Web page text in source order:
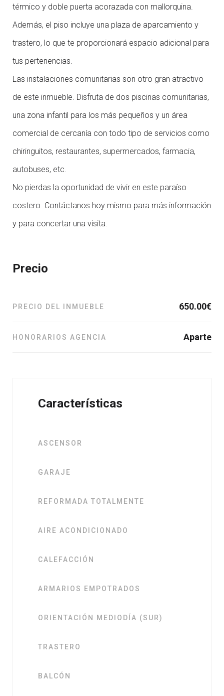
térmico y doble puerta acorazada con mallorquina.
Además, el piso incluye una plaza de aparcamiento y
trastero, lo que te proporcionará espacio adicional para
tus pertenencias.
Las instalaciones comunitarias son otro gran atractivo
de este inmueble. Disfruta de dos piscinas comunitarias,
una zona infantil para los más pequeños y un área
comercial de cercanía con todo tipo de servicios como
chiringuitos, restaurantes, supermercados, farmacia,
autobuses, etc.
No pierdas la oportunidad de vivir en este paraíso
costero. Contáctanos hoy mismo para más información
y para concertar una visita.
Precio
PRECIO DEL INMUEBLE €
650.00
HONORARIOS AGENCIA Aparte
Características
ASCENSOR
GARAJE
REFORMADA TOTALMENTE
AIRE ACONDICIONADO
CALEFACCIÓN
ARMARIOS EMPOTRADOS
ORIENTACIÓN MEDIODÍA (SUR)
TRASTERO
BALCÓN